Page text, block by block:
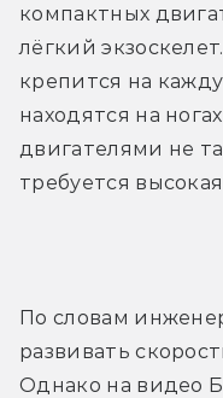
компактных
лёгкий
крепится на
находятся на
двигателями не
требуется
По словам
развивать
Однако на видео